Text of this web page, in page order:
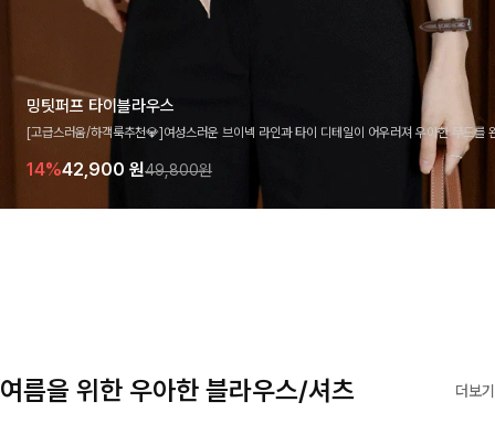
밍팃퍼프 타이블라우스
[고급스러움/하객룩추천💎]여성스러운 브이넥 라인과 타이 디테일이 어우러져 우아한 무드를
라우스 🤍 여유로운 7부 소매로 편안하게 착용되며 데일리룩부터 출근룩, 하객룩까지 세련된
기 좋은 아이템이에요
14%42,900 원49,800원
여름을 위한 우아한 블라우스/셔츠 더보기